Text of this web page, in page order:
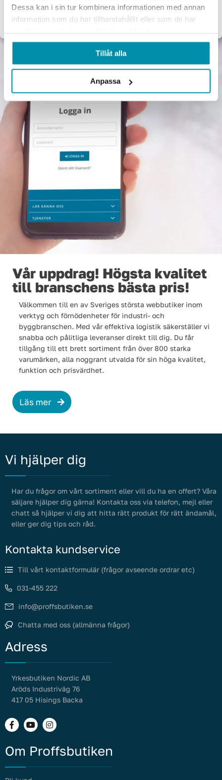
Dessa kan i sin tur kombinera informationen med annan
information som du har tillhandahållit eller som de har
Tillåt alla
Anpassa
Vår uppdrag! Högsta kvalitet
till branschens bästa pris!
Välkommen till en av Sveriges största webbutiker inom
verktyg och förnödenheter för industri- och
byggbranschen. Med vår effektiva logistik säkerställer vi
snabba och pålitliga leveranser direkt till dig. Du får
tillgång till ett brett sortiment från över 800 starka
varumärken, alla noggrant utvalda för sin höga kvalitet,
funktion och prisvärdhet.
Läs mer
Vi hjälper dig
Har du frågor om vårt sortiment eller vill du ha en offert? Våra
säljare hjälper dig gärna! Kontakta oss via telefon, mejl eller
chatt så hjälper vi dig att hitta rätt produkt för rätt ändamål,
eller ger dig tips och råd.
Kontakta kundservice
Till vårt kontaktformulär (frågor avseende ordrar etc)
031-455 222
info@proffsbutiken.se
Chatta med oss (allmänna frågor)
Adress
Yrkesbutiken Nordic AB
Aröds Industriväg 76
417 05 Hisings Backa
Om Proffsbutiken
Exkl. moms Inkl. moms